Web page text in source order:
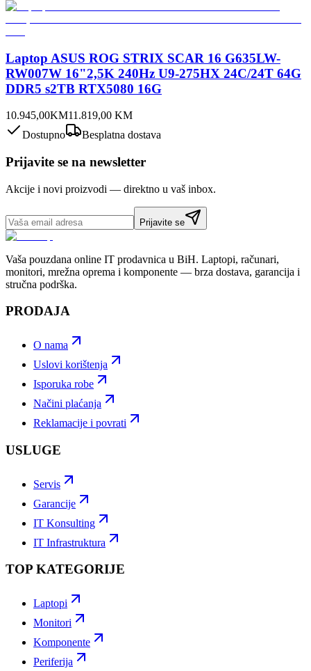
Laptop ASUS ROG STRIX SCAR 16 G635LW-
RW007W 16"2,5K 240Hz U9-275HX 24C/24T 64G
DDR5 s2TB RTX5080 16G
10.945,00KM11.819,00 KM
Dostupno
Besplatna dostava
Prijavite se na newsletter
Akcije i novi proizvodi — direktno u vaš inbox.
Prijavite se
Vaša pouzdana online IT prodavnica u BiH. Laptopi, računari,
monitori, mrežna oprema i komponente — brza dostava, garancija i
stručna podrška.
PRODAJA
O nama
Uslovi korištenja
Isporuka robe
Načini plaćanja
Reklamacije i povrati
USLUGE
Servis
Garancije
IT Konsulting
IT Infrastruktura
TOP KATEGORIJE
Laptopi
Monitori
Komponente
Periferija